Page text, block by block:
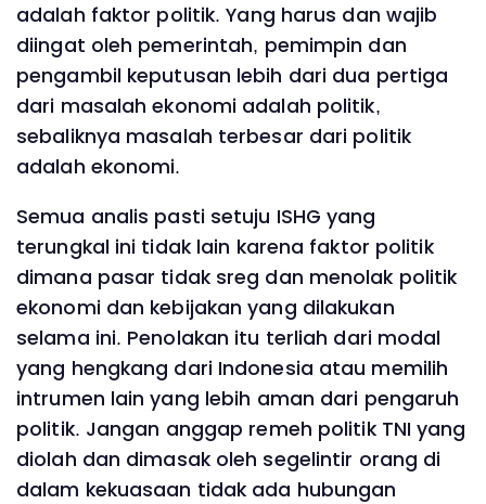
adalah faktor politik. Yang harus dan wajib
diingat oleh pemerintah, pemimpin dan
pengambil keputusan lebih dari dua pertiga
dari masalah ekonomi adalah politik,
sebaliknya masalah terbesar dari politik
adalah ekonomi.
Semua analis pasti setuju ISHG yang
terungkal ini tidak lain karena faktor politik
dimana pasar tidak sreg dan menolak politik
ekonomi dan kebijakan yang dilakukan
selama ini. Penolakan itu terliah dari modal
yang hengkang dari Indonesia atau memilih
intrumen lain yang lebih aman dari pengaruh
politik. Jangan anggap remeh politik TNI yang
diolah dan dimasak oleh segelintir orang di
dalam kekuasaan tidak ada hubungan